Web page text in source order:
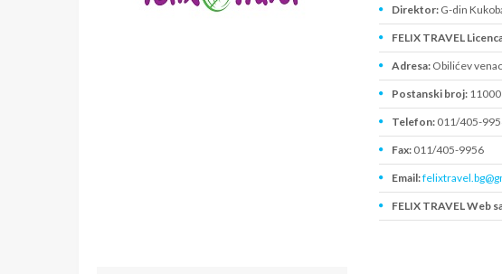
Direktor:G-din
FELIX TRAVEL
Adresa:Obilićev
Postanski broj:
Telefon:011/405-
Fax:011/405-9956
Email:
FELIX TRAVEL Web